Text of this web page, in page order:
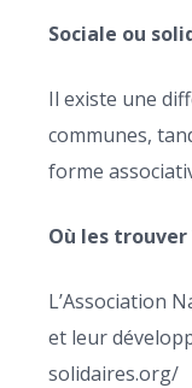
Sociale ou
Il existe une
communes,
forme
Où les trouver
L’Association
et leur
solidaires.org/